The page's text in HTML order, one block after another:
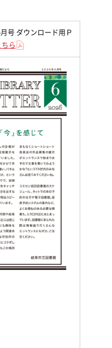
号 ダウンロード用Ｐ
ちら